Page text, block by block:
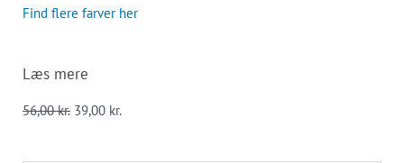
Find flere farver her
Læs mere
56,00kr. Den
39,00 kr.Den